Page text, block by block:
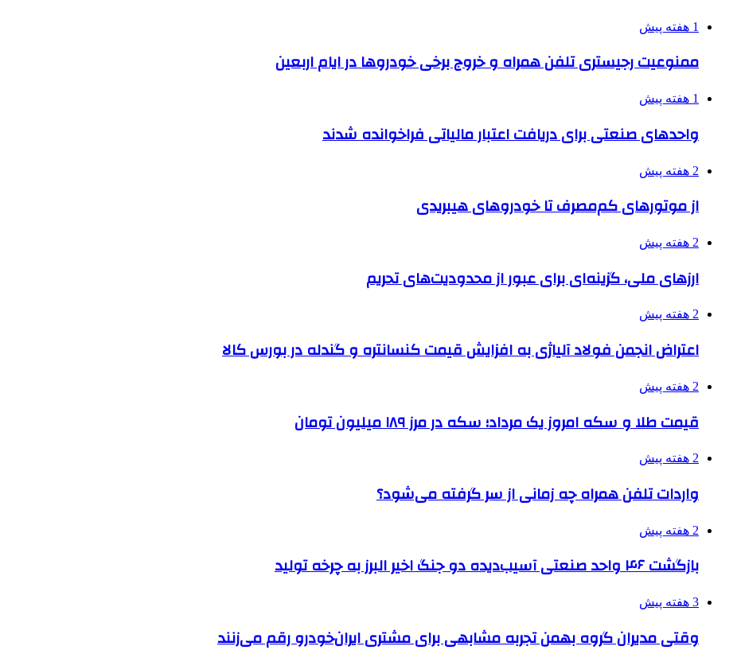
1 هفته پیش
ممنوعیت رجیستری تلفن همراه و خروج برخی خودروها در ایام اربعین
1 هفته پیش
واحدهای صنعتی برای دریافت اعتبار مالیاتی فراخوانده شدند
2 هفته پیش
از موتورهای کم‌مصرف تا خودروهای هیبریدی
2 هفته پیش
ارزهای ملی، گزینه‌ای برای عبور از محدودیت‌های تحریم
2 هفته پیش
اعتراض انجمن فولاد آلیاژی به افزایش قیمت کنسانتره و گندله در بورس کالا
2 هفته پیش
قیمت طلا و سکه امروز یک مرداد؛ سکه در مرز ۱۸۹ میلیون تومان
2 هفته پیش
واردات تلفن همراه چه زمانی از سر گرفته می‌شود؟
2 هفته پیش
بازگشت ۴۶ واحد صنعتی آسیب‌دیده دو جنگ اخیر البرز به چرخه تولید
3 هفته پیش
وقتی مدیران گروه بهمن تجربه مشابهی برای مشتری ایران‌خودرو رقم می‌زنند